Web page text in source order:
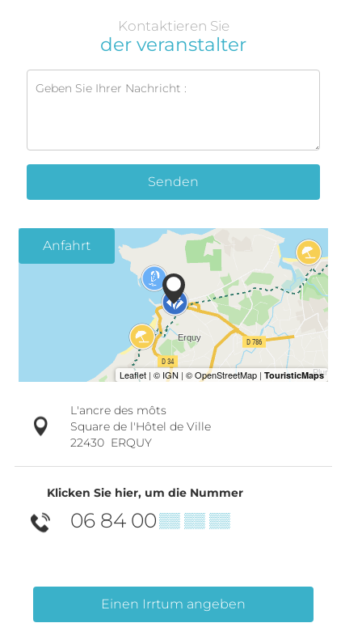
Kontaktieren Sie
der veranstalter
Senden
Anfahrt
L'ancre des môts
Square de l'Hôtel de Ville
22430 ERQUY
Klicken Sie hier, um die Nummer
06 84 00▒▒ ▒▒ ▒▒
Einen Irrtum angeben